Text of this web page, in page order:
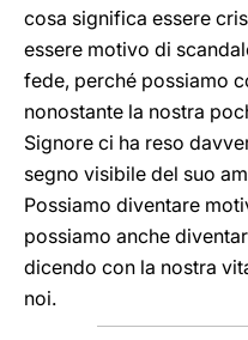
cosa significa essere
essere motivo di
fede, perché possiamo
nonostante la nostra
Signore ci ha reso
segno visibile del suo
Possiamo diventare
possiamo anche
dicendo con la nostra
noi.